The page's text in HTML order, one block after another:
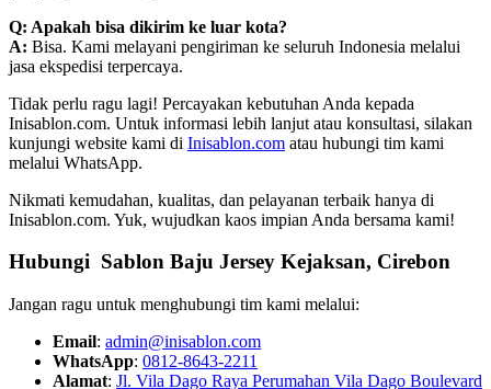
Q: Apakah bisa dikirim ke luar kota?
A: Bisa. Kami melayani pengiriman ke seluruh Indonesia melalui
jasa ekspedisi terpercaya.
Tidak perlu ragu lagi! Percayakan kebutuhan Anda kepada
Inisablon.com. Untuk informasi lebih lanjut atau konsultasi, silakan
kunjungi website kami di Inisablon.com atau hubungi tim kami
melalui WhatsApp.
Nikmati kemudahan, kualitas, dan pelayanan terbaik hanya di
Inisablon.com. Yuk, wujudkan kaos impian Anda bersama kami!
Hubungi Sablon Baju Jersey Kejaksan, Cirebon
Jangan ragu untuk menghubungi tim kami melalui:
Email: admin@inisablon.com
WhatsApp: 0812-8643-2211
Alamat: Jl. Vila Dago Raya Perumahan Vila Dago Boulevard